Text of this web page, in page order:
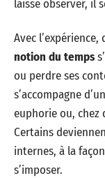
laisse observer, il
Avec
notion du temps
ou perdre ses
s’accompagne
euphorie ou, chez
Certains
internes, à la
s’imposer.